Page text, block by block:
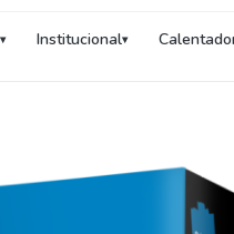
Institucional